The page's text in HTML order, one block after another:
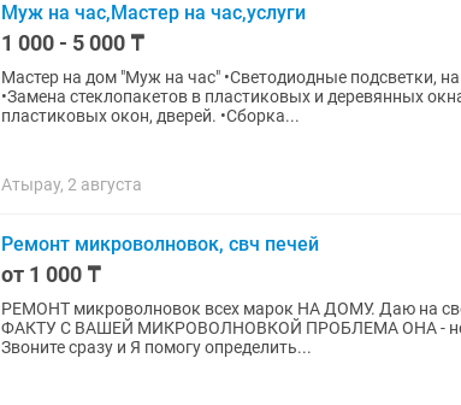
Муж на час,Мастер на час,услуги
1 000 - 5 000 ₸
Мастер на дом "Муж на час" •Светодиодные подсветки,
•Замена стеклопакетов в пластиковых и деревянных
пластиковых окон, дверей. •Сборка...
Атырау, 2 августа
Ремонт микроволновок, свч печей
от 1 000 ₸
РЕМОНТ микроволновок всех марок НА ДОМУ. Даю на
ФАКТУ С ВАШЕЙ МИКРОВОЛНОВКОЙ ПРОБЛЕМА ОНА - не включается - не греет - искрит
Звоните сразу и Я помогу определить...